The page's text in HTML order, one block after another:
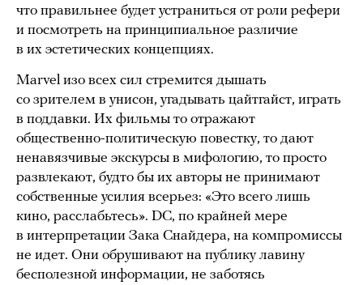
что правильнее будет устраниться от роли рефери
и посмотреть на принципиальное различие
в их эстетических концепциях.
Marvel изо всех сил стремится дышать
со зрителем в унисон, угадывать цайтгайст, играть
в поддавки. Их фильмы то отражают
общественно-политическую повестку, то дают
ненавязчивые экскурсы в мифологию, то просто
развлекают, будто бы их авторы не принимают
собственные усилия всерьез: «Это всего лишь
кино, расслабьтесь». DC, по крайней мере
в интерпретации Зака Снайдера, на компромиссы
не идет. Они обрушивают на публику лавину
бесполезной информации, не заботясь